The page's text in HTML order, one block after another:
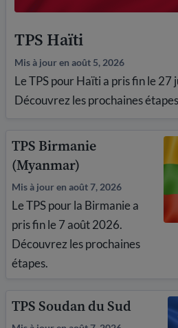
TPS Haïti
Mis à jour en août 5, 2026
Le TPS pour Haïti a pris fin le 27
Découvrez les prochaines
TPS Birmanie
(Myanmar)
Mis à jour en août 7, 2026
Le TPS pour la Birmanie a
pris fin le 7 août 2026.
Découvrez les prochaines
étapes.
TPS Soudan du Sud